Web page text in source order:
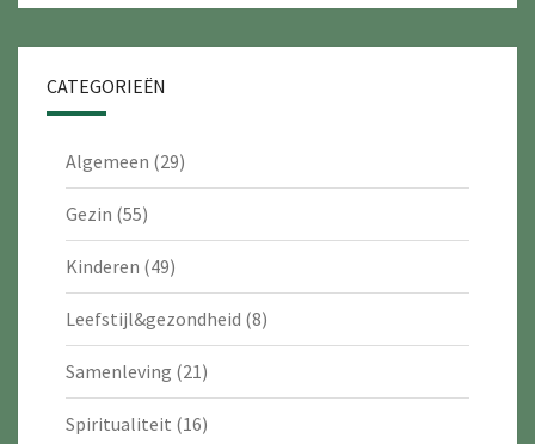
CATEGORIEËN
Algemeen (29)
Gezin (55)
Kinderen (49)
Leefstijl&gezondheid (8)
Samenleving (21)
Spiritualiteit (16)